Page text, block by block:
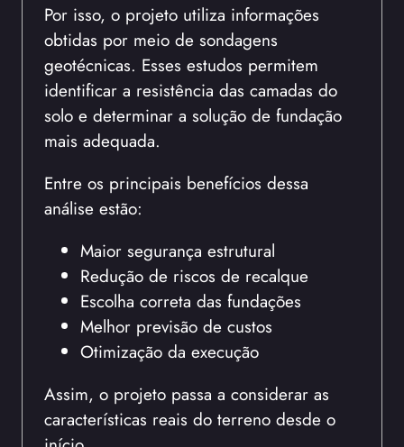
Por isso, o projeto utiliza informações
obtidas por meio de sondagens
geotécnicas. Esses estudos permitem
identificar a resistência das camadas do
solo e determinar a solução de fundação
mais adequada.
Entre os principais benefícios dessa
análise estão:
Maior segurança estrutural
Redução de riscos de recalque
Escolha correta das fundações
Melhor previsão de custos
Otimização da execução
Assim, o projeto passa a considerar as
características reais do terreno desde o